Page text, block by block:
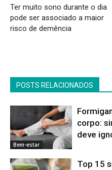
Ter muito sono durante o dia
pode ser associado a maior
risco de demência
POSTS RELACIONADOS
Bem-estar
corpo:
deve
Top 15